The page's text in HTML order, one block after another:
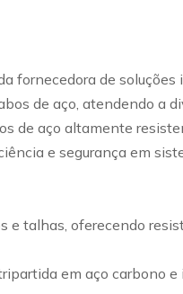
fornecedora de
de aço, atendendo a
de aço altamente
e segurança em
talhas, oferecendo
em aço carbono